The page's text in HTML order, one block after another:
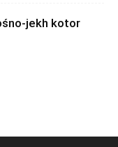
jekh kotor